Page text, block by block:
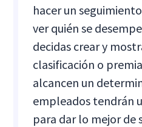
hacer un
ver quién se
decidas crear y
clasificación o
alcancen un
empleados tendrán
para dar lo mejor de